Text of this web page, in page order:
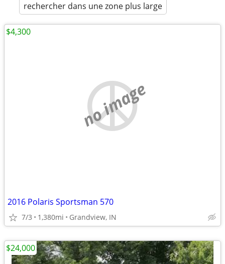
rechercher dans une zone plus large
no image
2016 Polaris Sportsman 570
7/3 1,380mi Grandview, IN
$4,300
$24,000